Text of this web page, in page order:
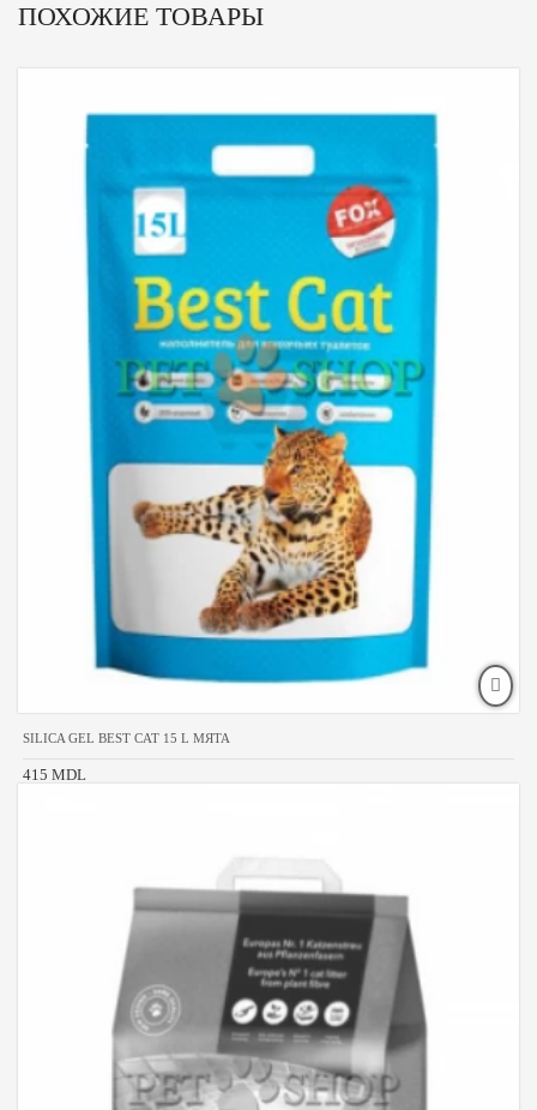
ПОХОЖИЕ ТОВАРЫ
SILICA GEL BEST CAT 15 L МЯТА
415 MDL